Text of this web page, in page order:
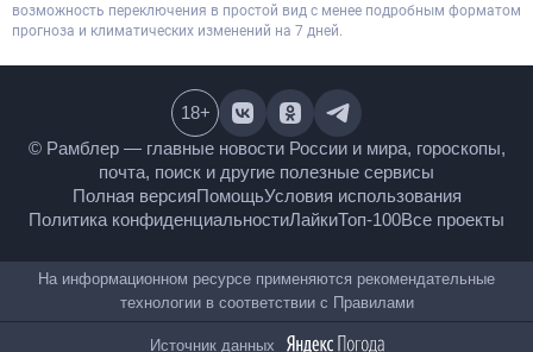
возможность переключения в простой вид с менее подробным форматом
прогноза и климатических изменений на 7 дней.
© Рамблер — главные новости России и мира,
гороскопы, почта, поиск и другие полезные сервисы
Полная версияПомощьУсловия использования
Политика конфиденциальностиЛайкиТоп-100
18+
На информационном ресурсе применяются
рекомендательные технологии в соответствии сПравилами